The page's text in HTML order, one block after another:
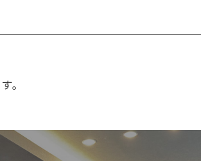
。